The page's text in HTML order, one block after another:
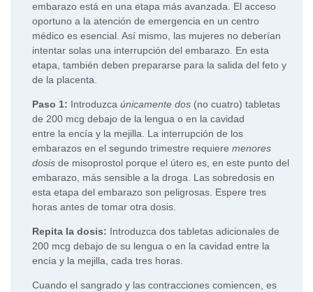
embarazo está en una etapa más avanzada. El acceso
oportuno a la atención de emergencia en un centro
médico es esencial. Así mismo, las mujeres no deberían
intentar solas una interrupción del embarazo. En esta
etapa, también deben prepararse para la salida del feto y
de la placenta.
Paso 1: Introduzca únicamente dos (no cuatro) tabletas
de 200 mcg debajo de la lengua o en la cavidad
entre la encía y la mejilla. La interrupción de los
embarazos en el segundo trimestre requiere menores
dosis de misoprostol porque el útero es, en este punto del
embarazo, más sensible a la droga. Las sobredosis en
esta etapa del embarazo son peligrosas. Espere tres
horas antes de tomar otra dosis.
Repita la dosis: Introduzca dos tabletas adicionales de
200 mcg debajo de su lengua o en la cavidad entre la
encía y la mejilla, cada tres horas.
Cuando el sangrado y las contracciones comiencen, es